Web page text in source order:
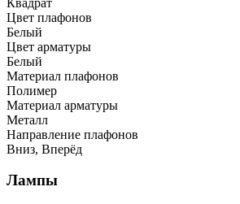
Цвет плафонов
Белый
Цвет арматуры
Белый
Материал плафонов
Полимер
Материал арматуры
Металл
Направление плафонов
Вниз, Вперёд
Лампы